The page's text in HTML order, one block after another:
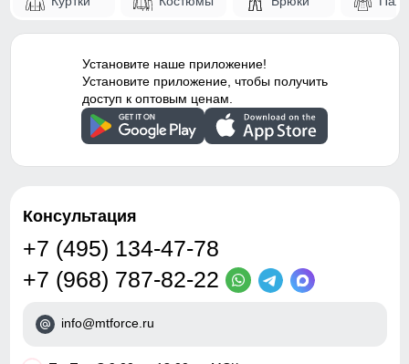
Установите наше приложение!
Установите приложение, чтобы получить
доступ к оптовым ценам.
Консультация
+7 (495) 134-47-78
+7 (968) 787-82-22
info@mtforce.ru